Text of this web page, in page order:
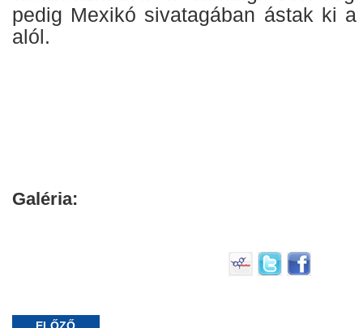
pedig Mexikó sivatagában ástak ki
alól.
Galéria: